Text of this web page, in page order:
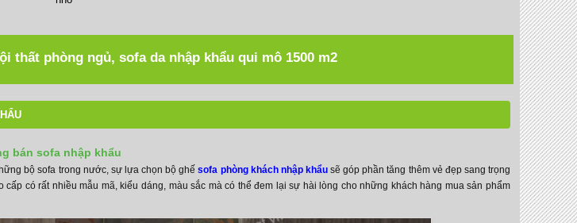
thất phòng ngủ, sofa da nhập khẩu qui mô 1500 m2
bán sofa nhập khẩu
bộ sofa trong nước, sự lựa chọn bộ ghế sofa phòng khách nhập khẩusẽ góp phần tăng thêm vẻ đẹp sang trọng
có rất nhiều mẫu mã, kiểu dáng, màu sắc mà có thể đem lại sự hài lòng cho những khách hàng mua sản phẩm